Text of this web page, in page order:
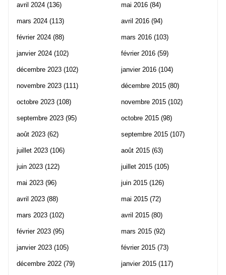
avril 2024 (136)
mars 2024 (113)
février 2024 (88)
janvier 2024 (102)
décembre 2023 (102)
novembre 2023 (111)
octobre 2023 (108)
septembre 2023 (95)
août 2023 (62)
juillet 2023 (106)
juin 2023 (122)
mai 2023 (96)
avril 2023 (88)
mars 2023 (102)
février 2023 (95)
janvier 2023 (105)
décembre 2022 (79)
mai 2016 (84)
avril 2016 (94)
mars 2016 (103)
février 2016 (59)
janvier 2016 (104)
décembre 2015 (80)
novembre 2015 (102)
octobre 2015 (98)
septembre 2015 (107)
août 2015 (63)
juillet 2015 (105)
juin 2015 (126)
mai 2015 (72)
avril 2015 (80)
mars 2015 (92)
février 2015 (73)
janvier 2015 (117)